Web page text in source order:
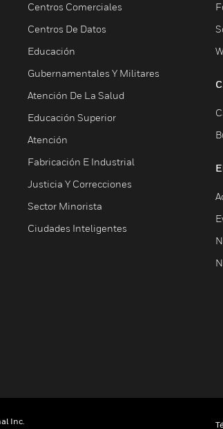
Centros Comerciales
Centros De Datos
Educación
Gubernamentales Y Militares
Atención De La Salud
Educación Superior
Atención
Fabricación E Industrial
Justicia Y Correcciones
Sector Minorista
Ciudades Inteligentes
Inc.